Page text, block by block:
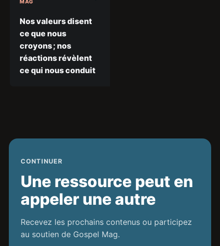
MAG
Nos valeurs disent
ce que nous
croyons ; nos
réactions révèlent
ce qui nous conduit
CONTINUER
Une ressource peut en
appeler une autre
Recevez les prochains contenus ou participez
au soutien de Gospel Mag.